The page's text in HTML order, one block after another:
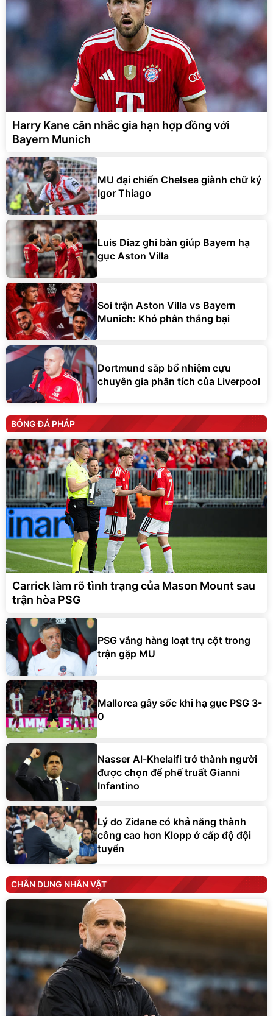
Harry Kane cân nhắc gia hạn hợp đồng với
Bayern Munich
MU đại chiến Chelsea giành chữ ký
Igor Thiago
Luis Diaz ghi bàn giúp Bayern hạ
gục Aston Villa
Soi trận Aston Villa vs Bayern
Munich: Khó phân thắng bại
Dortmund sắp bổ nhiệm cựu
chuyên gia phân tích của Liverpool
BÓNG ĐÁ PHÁP
Carrick làm rõ tình trạng của Mason Mount sau
trận hòa PSG
PSG vắng hàng loạt trụ cột trong
trận gặp MU
Mallorca gây sốc khi hạ gục PSG 3-
0
Nasser Al-Khelaifi trở thành người
được chọn để phế truất Gianni
Infantino
Lý do Zidane có khả năng thành
công cao hơn Klopp ở cấp độ đội
tuyển
CHÂN DUNG NHÂN VẬT